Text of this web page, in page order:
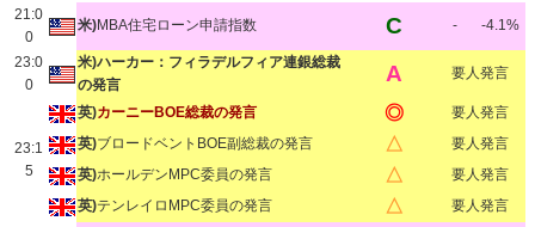
21:0
0
米)MBA住宅ローン申請指数 C - -4.1%
23:0
0
米)ハーカー：フィラデルフィア連銀総裁
の発言
A 要人発言
23:1
5
英)カーニーBOE総裁の発言 ◎
要人発言
英)ブロードベントBOE副総裁の発言 △
要人発言
英)ホールデンMPC委員の発言 △
要人発言
英)テンレイロMPC委員の発言 △ 要人発言